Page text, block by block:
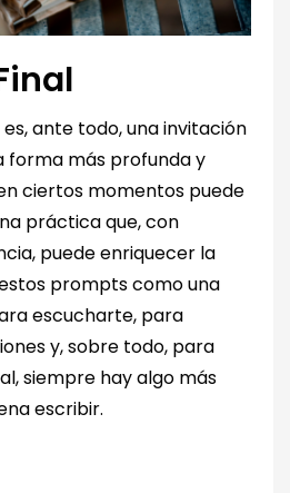
ante todo, una invitación
forma más profunda y
ciertos momentos puede
práctica que, con
puede enriquecer la
prompts como una
escucharte, para
y, sobre todo, para
siempre hay algo más
escribir.